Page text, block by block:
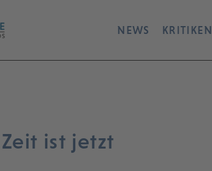
NEWS KRITIKEN
ist jetzt